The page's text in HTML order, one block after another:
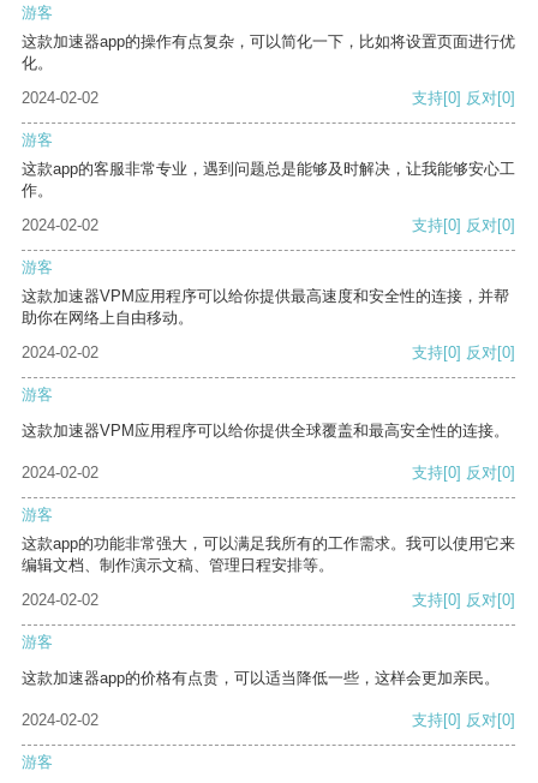
游客
这款加速器app的操作有点复杂，可以简化一下，比如将设置页面进行优
化。
2024-02-02
支持[0] 反对[0]
游客
这款app的客服非常专业，遇到问题总是能够及时解决，让我能够安心工
作。
2024-02-02
支持[0] 反对[0]
游客
这款加速器VPM应用程序可以给你提供最高速度和安全性的连接，并帮
助你在网络上自由移动。
2024-02-02
支持[0] 反对[0]
游客
这款加速器VPM应用程序可以给你提供全球覆盖和最高安全性的连接。
2024-02-02 支持[0] 反对[0]
游客
这款app的功能非常强大，可以满足我所有的工作需求。我可以使用它来
编辑文档、制作演示文稿、管理日程安排等。
2024-02-02
支持[0] 反对[0]
游客
这款加速器app的价格有点贵，可以适当降低一些，这样会更加亲民。
2024-02-02 支持[0] 反对[0]
游客